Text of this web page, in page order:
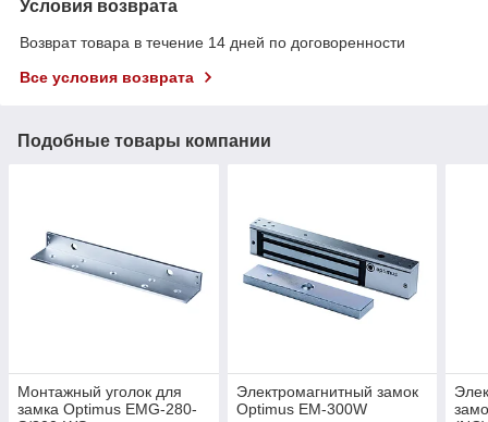
Условия возврата
Возврат товара в течение 14 дней по договоренности
Все условия возврата
Подобные товары компании
Монтажный уголок для
замка Optimus EMG-280-
Электромагнитный замок
Optimus EM-300W